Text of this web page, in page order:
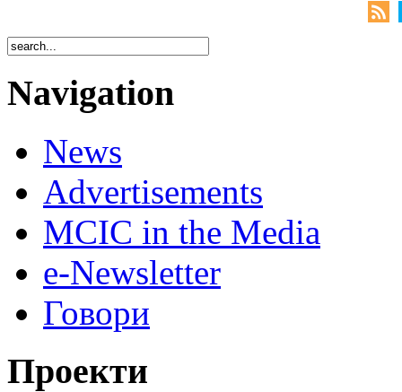
Navigation
News
Advertisements
MCIC in the Media
e-Newsletter
Говори
Проекти